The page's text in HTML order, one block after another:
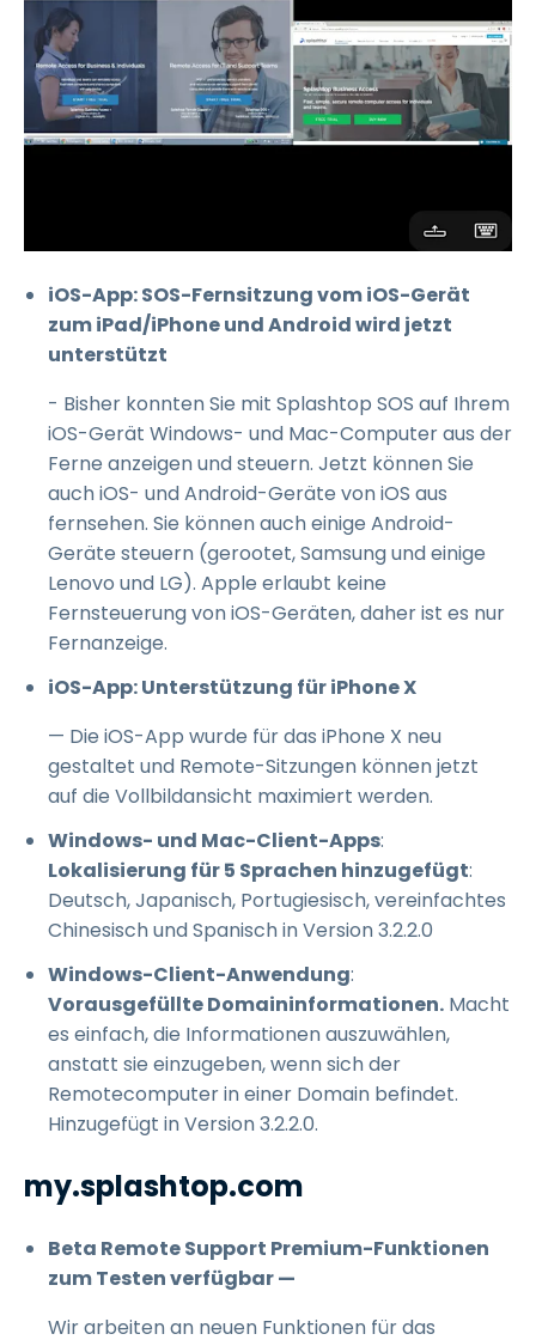
iOS-App: SOS-Fernsitzung vom iOS-Gerät
zum iPad/iPhone und Android wird jetzt
unterstützt
- Bisher konnten Sie mit Splashtop SOS auf Ihrem
iOS-Gerät Windows- und Mac-Computer aus der
Ferne anzeigen und steuern. Jetzt können Sie
auch iOS- und Android-Geräte von iOS aus
fernsehen. Sie können auch einige Android-
Geräte steuern (gerootet, Samsung und einige
Lenovo und LG). Apple erlaubt keine
Fernsteuerung von iOS-Geräten, daher ist es nur
Fernanzeige.
iOS-App: Unterstützung für iPhone X
— Die iOS-App wurde für das iPhone X neu
gestaltet und Remote-Sitzungen können jetzt
auf die Vollbildansicht maximiert werden.
Windows- und Mac-Client-Apps:
Lokalisierung für 5 Sprachen hinzugefügt:
Deutsch, Japanisch, Portugiesisch, vereinfachtes
Chinesisch und Spanisch in Version 3.2.2.0
Windows-Client-Anwendung:
Vorausgefüllte Domaininformationen. Macht
es einfach, die Informationen auszuwählen,
anstatt sie einzugeben, wenn sich der
Remotecomputer in einer Domain befindet.
Hinzugefügt in Version 3.2.2.0.
my.splashtop.com
Beta Remote Support Premium-Funktionen
zum Testen verfügbar —
Wir arbeiten an neuen Funktionen für das